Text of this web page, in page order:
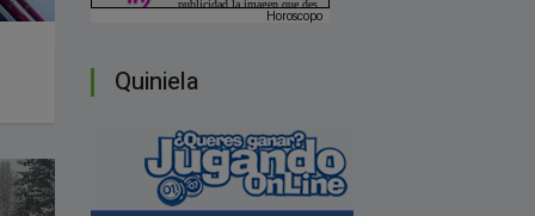
Horoscopo
Quiniela